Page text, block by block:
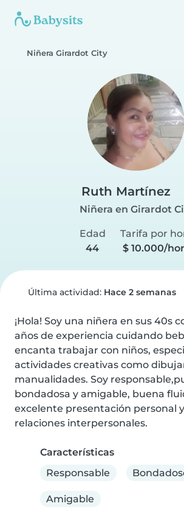
Niñera Girardot City
Ruth Martínez
Niñera en Girardot
Edad
44
Tarifa por
$ 10.000/
Última actividad: Hace 2 semanas
¡Hola! Soy una niñera en sus 40s
años de experiencia cuidando
encanta trabajar con niños,
actividades creativas como
manualidades. Soy
bondadosa y amigable, buena
excelente presentación personal
relaciones interpersonales.
Características
Responsable
Amigable